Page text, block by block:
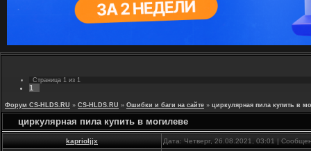
Страница 1 из 1
1
Форум CS-HLDS.RU » CS-HLDS.RU » Ошибки и баги на сайте » циркулярная пила купить в
циркулярная пила купить в могилеве
kaprioljjx Дата: Четверг, 26.08.2021, 03:01 |